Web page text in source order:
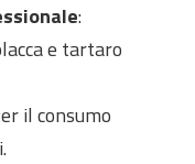
:
e tartaro
il consumo